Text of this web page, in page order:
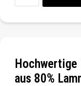
aus 80%